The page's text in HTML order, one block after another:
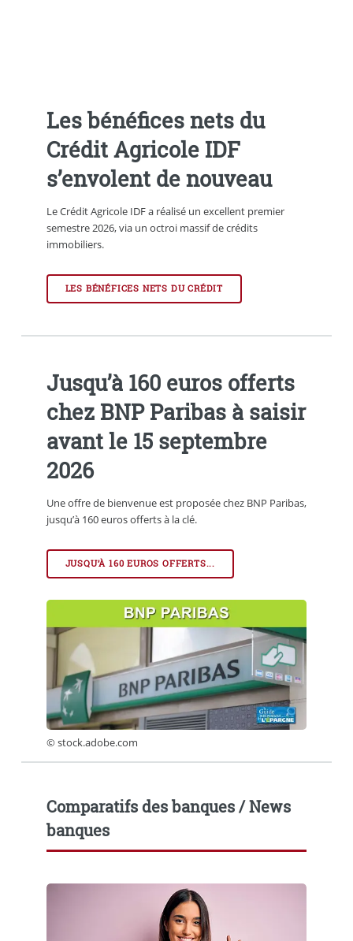
Les bénéfices nets du
Crédit Agricole IDF
s’envolent de nouveau
Le Crédit Agricole IDF a réalisé un excellent premier
semestre 2026, via un octroi massif de crédits
immobiliers.
LES BÉNÉFICES NETS DU CRÉDIT
Jusqu’à 160 euros offerts
chez BNP Paribas à saisir
avant le 15 septembre
2026
Une offre de bienvenue est proposée chez BNP Paribas,
jusqu’à 160 euros offerts à la clé.
JUSQU’À 160 EUROS OFFERTS...
© stock.adobe.com
Comparatifs des banques / News
banques